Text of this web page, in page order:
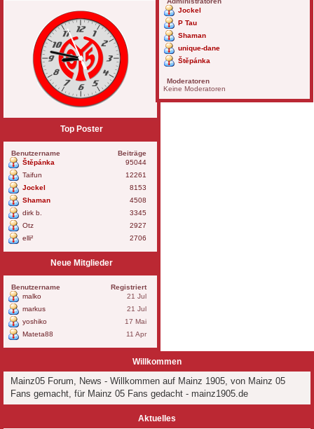
Willkommen
Mainz05 Forum, News - Willkommen auf Mainz 1905, von Mainz 05
Fans gemacht, für Mainz 05 Fans gedacht - mainz1905.de
Aktuelles
Top Poster
Benutzername
Beiträge
Štěpánka
95044
Taifun
12261
Jockel
8153
Shaman
4508
dirk b.
3345
Otz
2927
elli²
2706
Neue Mitglieder
Benutzername
Registriert
malko
21 Jul
markus
21 Jul
yoshiko
17 Mai
Mateta88
11 Apr
Jockel
P Tau
Shaman
unique-dane
Štěpánka
Moderatoren
Keine Moderatoren